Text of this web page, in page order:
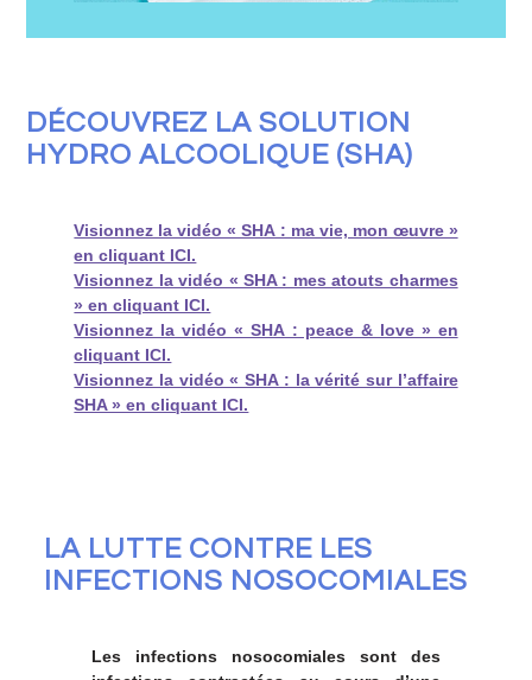
DÉCOUVREZ LA SOLUTION
HYDRO ALCOOLIQUE (SHA)
Visionnez la vidéo « SHA : ma vie, mon œuvre »
en cliquant ICI.
Visionnez la vidéo « SHA : mes atouts charmes
» en cliquant ICI.
Visionnez la vidéo « SHA : peace & love » en
cliquant ICI.
Visionnez la vidéo « SHA : la vérité sur l’affaire
SHA » en cliquant ICI.
LA LUTTE CONTRE LES
INFECTIONS NOSOCOMIALES
Les infections nosocomiales sont des